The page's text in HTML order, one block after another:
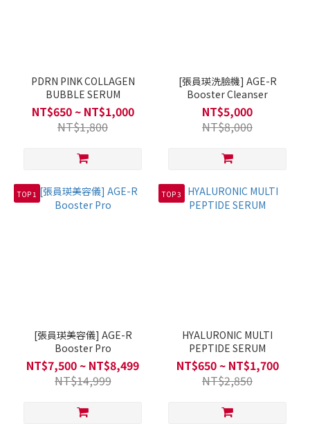
PDRN PINK COLLAGEN
BUBBLE SERUM
NT$650 ~ NT$1,000
NT$1,800
[張員瑛洗臉機] AGE-R
Booster Cleanser
NT$5,000
NT$8,000
TOP 1
[張員瑛美容儀] AGE-R
Booster Pro
NT$7,500 ~ NT$8,499
NT$14,999
TOP 3
HYALURONIC MULTI
PEPTIDE SERUM
NT$650 ~ NT$1,700
NT$2,850